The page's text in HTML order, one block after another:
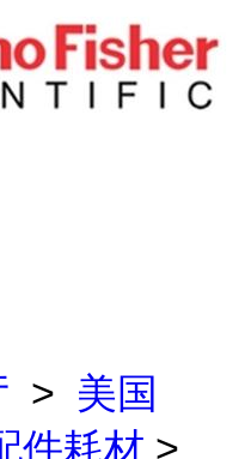
> 美国
件耗材 >